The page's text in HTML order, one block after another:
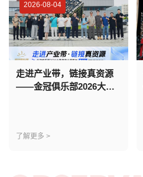
2026-08-04
走进产业带，链接真资源
——金冠俱乐部2026大健
了解更多 >